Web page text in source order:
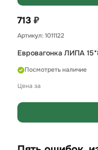
713 ₽
Артикул: 1011122
Евровагонка ЛИПА
Посмотреть наличие
Цена за